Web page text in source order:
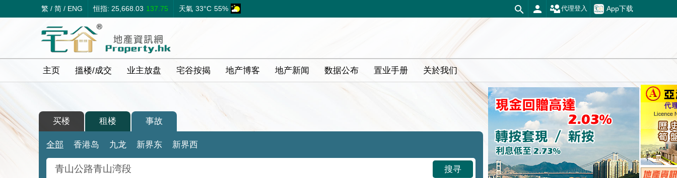
繁 / 简 / ENG 恒指: 25,668.03 137.75 天氣 33°C 55% App下载
代理登入
主页 搵楼/成交 业主放盘 宅谷按揭 地产博客 地产新闻 数据公布 置业手册 关於我们
买楼 租楼 事故
全部 香港岛 九龙 新界东 新界西
搜寻